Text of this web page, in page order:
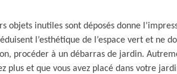
objets inutiles sont déposés donne
l’esthétique de l’espace vert et ne
procéder à un débarras de jardin.
plus et que vous avez placé dans votre